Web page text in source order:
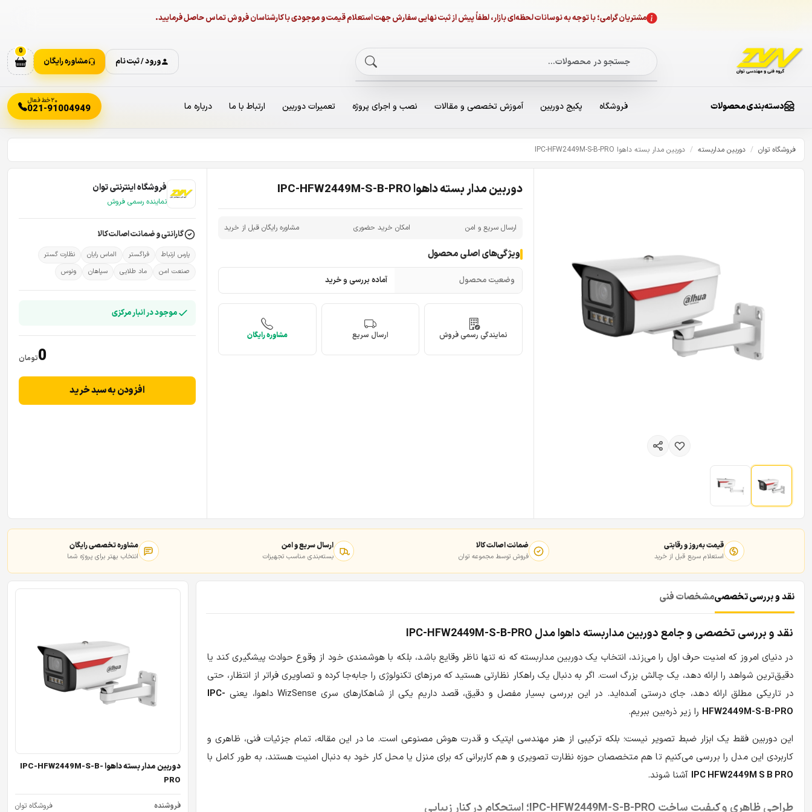
مشتریان گرامی؛ با توجه به نوسانات لحظه‌ای بازار، لطفاً پیش از ثبت نهایی سفارش جهت استعلام قیمت و موجودی با کارشناسان فروش تماس حاصل فرمایید.
ورود / ثبت نام مشاوره رایگان
0
دسته‌بندی محصولات فروشگاه پکیج دوربین آموزش تخصصی و مقالات نصب و اجرای پروژه تعمیرات دوربین ارتباط با ما درباره ما ۲۰ خط فعال
021-91004949
فروشگاه توان / دوربین مداربسته / دوربین مدار بسته داهوا IPC-HFW2449M-S-B-PRO
دوربین مدار بسته داهوا IPC-HFW2449M-S-B-PRO
ارسال سریع و امن امکان خرید حضوری مشاوره رایگان قبل از خرید
ویژگی‌های اصلی محصول
وضعیت محصول آماده بررسی و خرید
نمایندگی رسمی فروش ارسال سریع مشاوره رایگان
فروشگاه اینترنتی توان
نماینده رسمی فروش
گارانتی و ضمانت اصالت کالا
پارس ارتباط فراگستر الماس رایان
نظارت گستر
صنعت امن
ماد طلایی سپاهان ونوس
موجود در انبار مرکزی
0تومان
افزودن به سبد خرید
قیمت به‌روز و رقابتی
استعلام سریع قبل از خرید
ضمانت اصالت کالا
فروش توسط مجموعه توان
ارسال سریع و امن
بسته‌بندی مناسب تجهیزات
مشاوره تخصصی رایگان
انتخاب بهتر برای پروژه شما
نقد و بررسی تخصصیمشخصات فنی
نقد و بررسی تخصصی و جامع دوربین مداربسته داهوا مدل IPC-HFW2449M-S-B-PRO
در دنیای امروز که امنیت حرف اول را می‌زند، انتخاب یک دوربین مداربسته که نه تنها ناظر وقایع باشد، بلکه با هوشمندی خود از وقوع حوادث پیشگیری کند یا
دقیق‌ترین شواهد را ارائه دهد، یک چالش بزرگ است. اگر به دنبال یک راهکار نظارتی هستید که مرزهای تکنولوژی را جابه‌جا کرده و تصاویری فراتر از انتظار، حتی
در تاریکی مطلق ارائه دهد، جای درستی آمده‌اید. در این بررسی بسیار مفصل و دقیق، قصد داریم یکی از شاهکارهای سری WizSense داهوا، یعنی
IPC-
HFW2449M-S-B-PRO را زیر ذره‌بین ببریم.
این دوربین فقط یک ابزار ضبط تصویر نیست؛ بلکه ترکیبی از هنر مهندسی اپتیک و قدرت هوش مصنوعی است. ما در این مقاله، تمام جزئیات فنی، ظاهری و
کاربردی این مدل را بررسی می‌کنیم تا هم متخصصان حوزه نظارت تصویری و هم کاربرانی که برای منزل یا محل کار خود به دنبال امنیت هستند، به طور کامل با
IPC HFW2449M S B PRO آشنا شوند.
طراحی ظاهری و کیفیت ساخت IPC-HFW2449M-S-B-PRO؛ استحکام در کنار زیبایی
دوربین مدار بسته داهوا IPC-HFW2449M-S-B-
PRO
فروشنده
فروشگاه توان